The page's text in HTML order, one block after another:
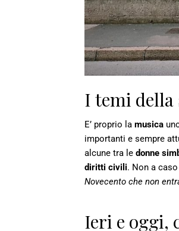
I temi della
E’ proprio la musica
importanti e sempre
alcune tra le donne
diritti civili. Non a
Novecento che non
Ieri e oggi,